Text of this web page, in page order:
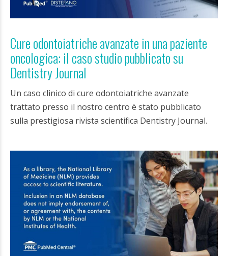
Cure odontoiatriche avanzate in una paziente
oncologica: il caso studio pubblicato su
Dentistry Journal
Un caso clinico di cure odontoiatriche avanzate
trattato presso il nostro centro è stato pubblicato
sulla prestigiosa rivista scientifica Dentistry Journal.